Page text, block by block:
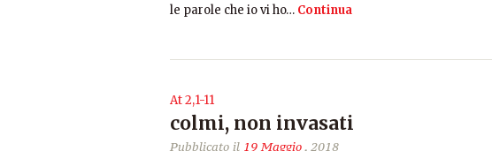
le parole che io vi ho… Continua
At 2,1-11
colmi, non invasati
Pubblicato il 19 Maggio, 2018